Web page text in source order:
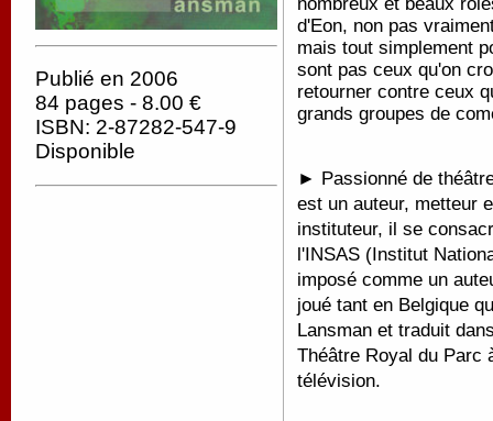
Publié en 2006
84 pages - 8.00 €
ISBN: 2-87282-547-9
Disponible
nombreux et beaux
d'Eon, non pas
mais tout simplement
sont pas ceux qu'on
retourner contre ceux
grands groupes de
► Passionné de
est un auteur, metteur
instituteur, il se
l'INSAS (Institut
imposé comme un
joué tant en Belgique
Lansman et traduit
Théâtre Royal du Parc
télévision.